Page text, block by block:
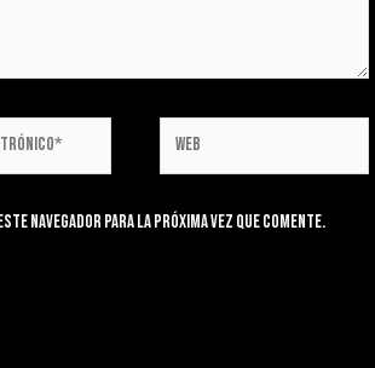
navegador para la próxima vez que comente.